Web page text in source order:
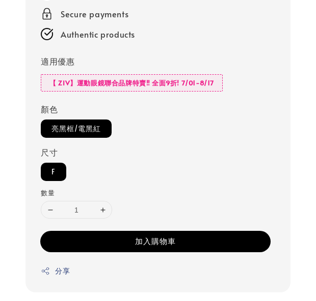
Secure payments
Authentic products
適用優惠
【 ZIV】運動眼鏡聯合品牌特賣‼️ 全面9折! 7/01-8/17
顏色
亮黑框/電黑紅
尺寸
F
數量
加入購物車
分享